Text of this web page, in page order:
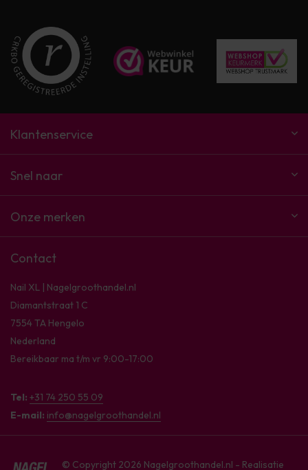
Klantenservice
Snel naar
Onze merken
Contact
Nail XL | Nagelgroothandel.nl
Diamantstraat 1 C
7554 TA Hengelo
Nederland
Bereikbaar ma t/m vr 9:00-17:00
Tel: +31 74 250 55 09
E-mail: info@nagelgroothandel.nl
© Copyright 2026 Nagelgroothandel.nl - Realisatie